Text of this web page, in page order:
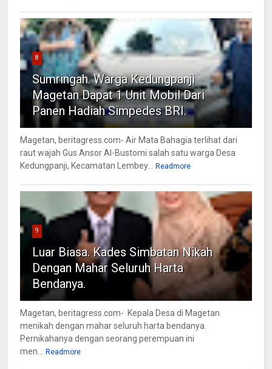
8
Sumringah. Warga Kedungpanji
Magetan Dapat 1 Unit Mobil Dari
Panen Hadiah Simpedes BRI.
Magetan, beritagress.com- Air Mata Bahagia terlihat dari
raut wajah Gus Ansor Al-Bustomi salah satu warga Desa
Kedungpanji, Kecamatan Lembey...
Readmore
9
Luar Biasa. Kades Simbatan Nikah
Dengan Mahar Seluruh Harta
Bendanya.
Magetan, beritagress.com- Kepala Desa di Magetan
menikah dengan mahar seluruh harta bendanya.
Pernikahanya dengan seorang perempuan ini
men...
Readmore